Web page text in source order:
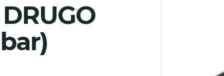
bar)